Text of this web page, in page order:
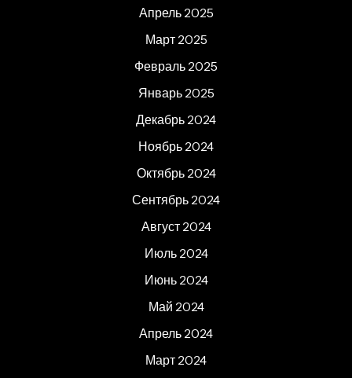
Апрель 2025
Март 2025
Февраль 2025
Январь 2025
Декабрь 2024
Ноябрь 2024
Октябрь 2024
Сентябрь 2024
Август 2024
Июль 2024
Июнь 2024
Май 2024
Апрель 2024
Март 2024